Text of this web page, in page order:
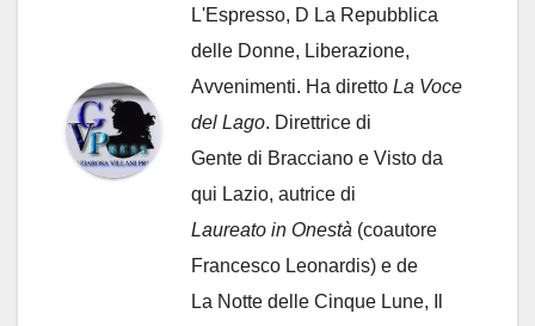
L'Espresso, D La Repubblica
delle Donne, Liberazione,
Avvenimenti. Ha diretto La Voce
del Lago. Direttrice di
Gente di Bracciano e Visto da
qui Lazio, autrice di
Laureato in Onestà (coautore
Francesco Leonardis) e de
La Notte delle Cinque Lune, Il